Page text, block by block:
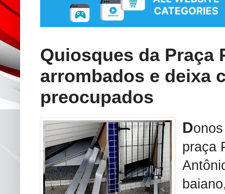
Quiosques da Praça
arrombados e deixa
preocupados
D
praça